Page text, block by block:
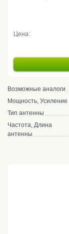
Цена:
Возможные аналоги
Мощность, Усиление
Тип антенны
Частота, Длина
антенны